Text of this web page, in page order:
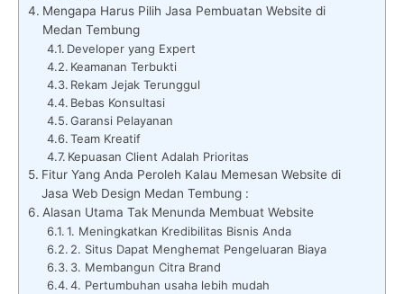
Mengapa Harus Pilih Jasa Pembuatan Website di
Medan Tembung
Developer yang Expert
Keamanan Terbukti
Rekam Jejak Terunggul
Bebas Konsultasi
Garansi Pelayanan
Team Kreatif
Kepuasan Client Adalah Prioritas
Fitur Yang Anda Peroleh Kalau Memesan Website di
Jasa Web Design Medan Tembung :
Alasan Utama Tak Menunda Membuat Website
1. Meningkatkan Kredibilitas Bisnis Anda
2. Situs Dapat Menghemat Pengeluaran Biaya
3. Membangun Citra Brand
4. Pertumbuhan usaha lebih mudah